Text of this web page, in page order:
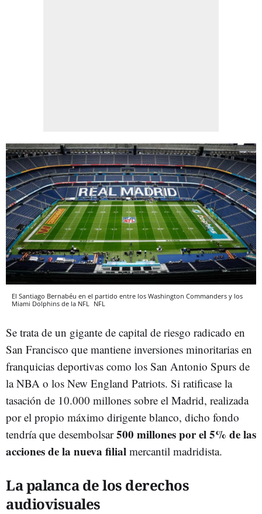
El Santiago Bernabéu en el partido entre los Washington Commanders y los
Miami Dolphins de la NFL
NFL
Se trata de un gigante de capital de riesgo radicado en
San Francisco que mantiene inversiones minoritarias en
franquicias deportivas como los San Antonio Spurs de
la NBA o los New England Patriots. Si ratificase la
tasación de 10.000 millones sobre el Madrid, realizada
por el propio máximo dirigente blanco, dicho fondo
tendría que desembolsar500 millones por el 5% de las
acciones de la nueva filial mercantil madridista.
La palanca de los derechos
audiovisuales